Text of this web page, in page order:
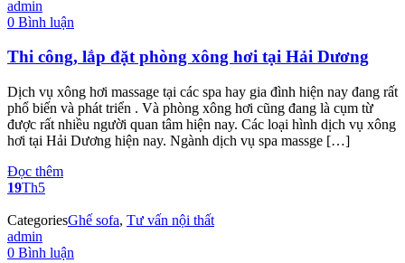
admin
0 Bình luận
Thi công, lắp đặt phòng xông hơi tại Hải Dương
Dịch vụ xông hơi massage tại các spa hay gia đình hiện nay đang rất
phổ biến và phát triển . Và phòng xông hơi cũng đang là cụm từ
được rất nhiều người quan tâm hiện nay. Các loại hình dịch vụ xông
hơi tại Hải Dương hiện nay. Ngành dịch vụ spa massge […]
Đọc thêm
19Th5
CategoriesGhế sofa, Tư vấn nội thất
admin
0 Bình luận